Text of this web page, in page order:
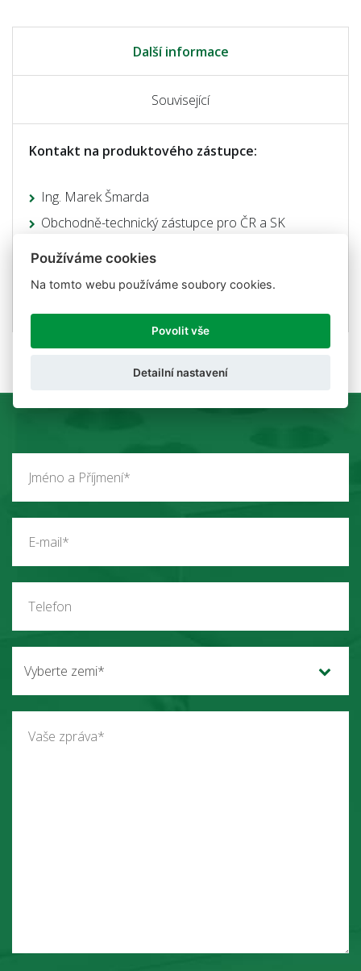
Další informace
Související
Kontakt na produktového zástupce:
Ing. Marek Šmarda
Obchodně-technický zástupce pro ČR a SK
Mobil: +420 727 840 999
Vyberte zemi*
Používáme cookies
Na tomto webu používáme soubory cookies.
Povolit vše
Detailní nastavení